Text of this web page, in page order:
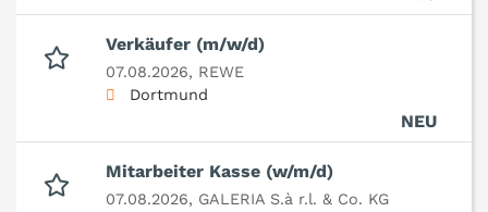
Verkäufer (m/w/d)
07.08.2026, REWE
Dortmund
NEU
Mitarbeiter Kasse (w/m/d)
07.08.2026, GALERIA S.à r.l. & Co. KG